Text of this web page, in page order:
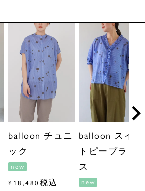
balloon チュニ
ック
new
¥ 18,480 税込
balloon スイー
トピーブラウ
ス
new